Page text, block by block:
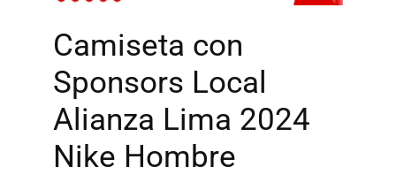
Camiseta con
Sponsors Local
Alianza Lima 2024
Nike Hombre